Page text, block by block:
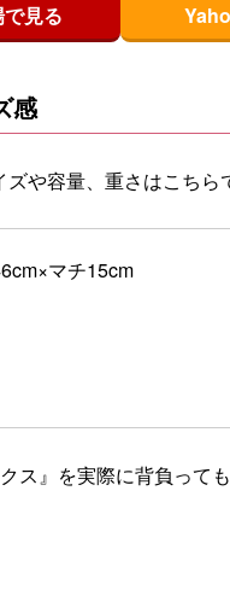
見る
感
や容量、重さはこちら
マチ15cm
ス』を実際に背負っても